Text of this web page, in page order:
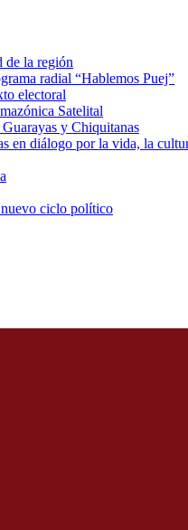
de la región
radial “Hablemos Puej”
electoral
Satelital
y Chiquitanas
en diálogo por la vida, la
ciclo político